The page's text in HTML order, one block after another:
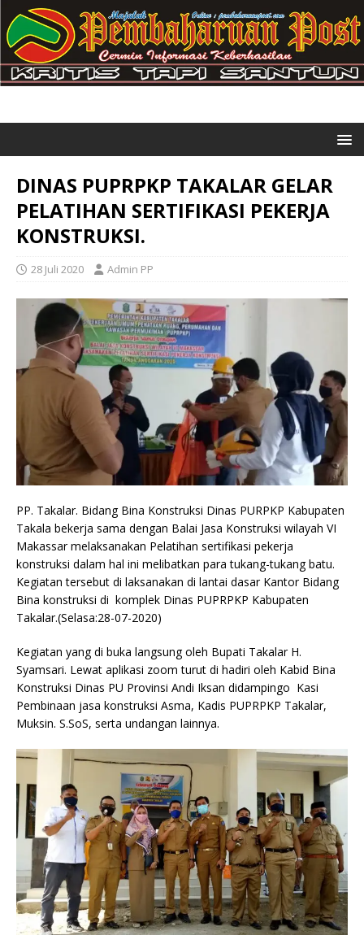
DINAS PUPRPKP TAKALAR GELAR
PELATIHAN SERTIFIKASI PEKERJA
KONSTRUKSI.
28 Juli 2020 Admin PP
PP. Takalar. Bidang Bina Konstruksi Dinas PURPKP Kabupaten
Takala bekerja sama dengan Balai Jasa Konstruksi wilayah VI
Makassar melaksanakan Pelatihan sertifikasi pekerja
konstruksi dalam hal ini melibatkan para tukang-tukang batu.
Kegiatan tersebut di laksanakan di lantai dasar Kantor Bidang
Bina konstruksi di komplek Dinas PUPRPKP Kabupaten
Takalar.(Selasa:28-07-2020)
Kegiatan yang di buka langsung oleh Bupati Takalar H.
Syamsari. Lewat aplikasi zoom turut di hadiri oleh Kabid Bina
Konstruksi Dinas PU Provinsi Andi Iksan didampingo Kasi
Pembinaan jasa konstruksi Asma, Kadis PUPRPKP Takalar,
Muksin. S.SoS, serta undangan lainnya.